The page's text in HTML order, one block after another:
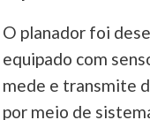
O planador foi
equipado com
mede e transmite
por meio de